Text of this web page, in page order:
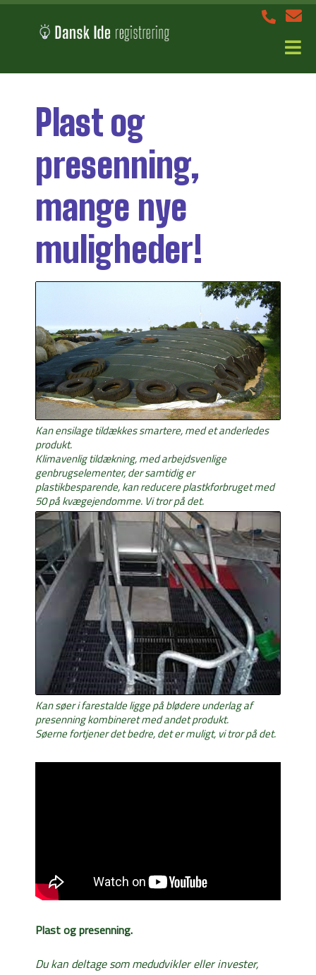
Plast og
presenning,
mange nye
muligheder!
Kan ensilage tildækkes smartere, med et anderledes
produkt.
Klimavenlig tildækning, med arbejdsvenlige
genbrugselementer, der samtidig er
plastikbesparende, kan reducere plastkforbruget med
50 på kvægejendomme. Vi tror på det.
Kan søer i farestalde ligge på blødere underlag af
presenning kombineret med andet produkt.
Søerne fortjener det bedre, det er muligt, vi tror på det.
Plast og presenning.
Du kan deltage som medudvikler eller invester,